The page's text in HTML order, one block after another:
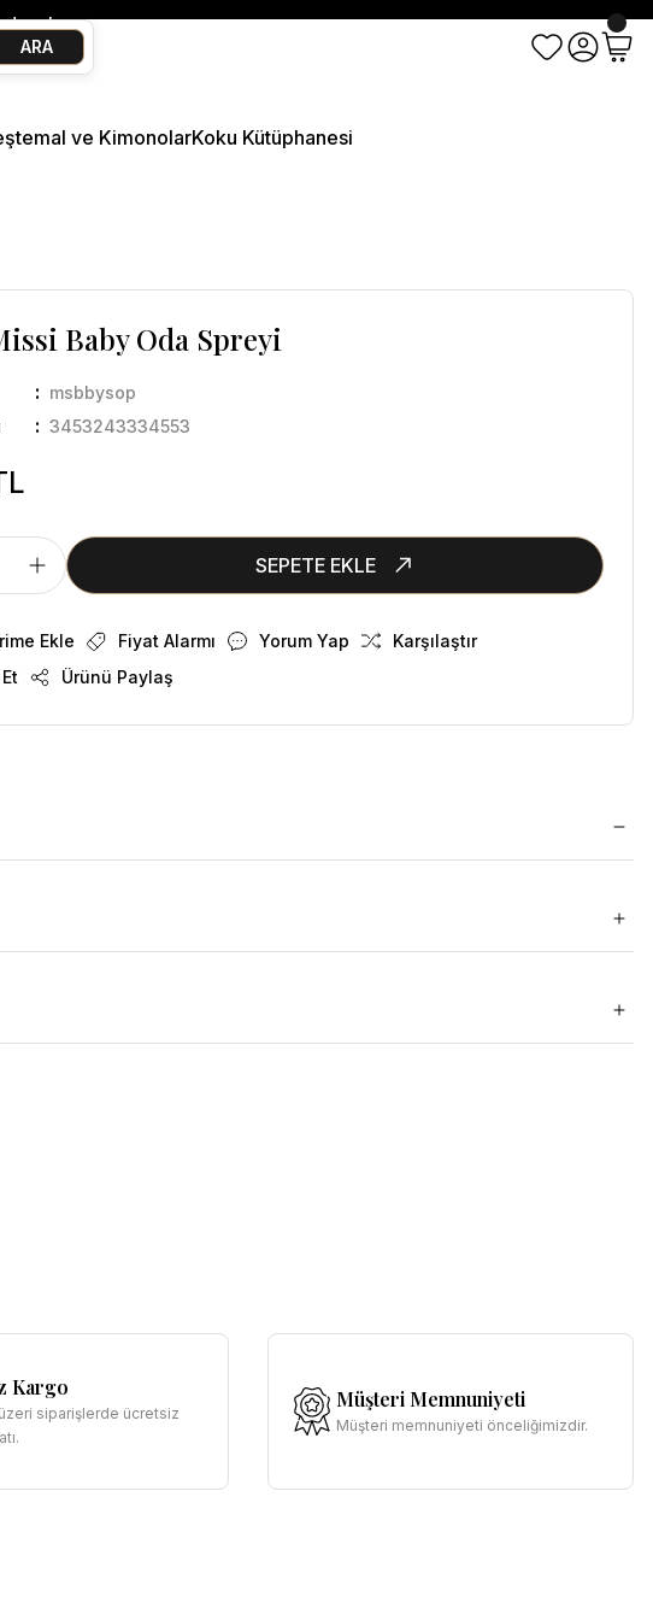
ARA
ve KimonolarKoku Kütüphanesi
Baby Oda Spreyi
msbbysop
3453243334553
SEPETE EKLE
Fiyat Alarmı Yorum Yap
Karşılaştır
Ürünü Paylaş
Kargo
siparişlerde ücretsiz
Müşteri Memnuniyeti
Müşteri memnuniyeti önceliğimizdir.